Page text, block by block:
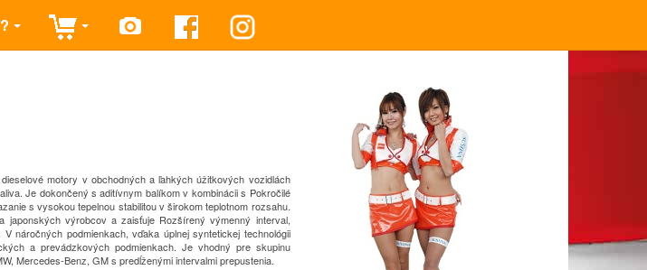
dieselové motory v obchodných a ľahkých úžitkových vozidlách
Je dokončený s aditívnym balíkom v kombinácii s Pokročilé
s vysokou tepelnou stabilitou v širokom teplotnom rozsahu.
japonských výrobcov a zaisťuje Rozšírený výmenný interval,
V náročných podmienkach, vďaka úplnej syntetickej technológii
a prevádzkových podmienkach. Je vhodný pre skupinu
Mercedes-Benz, GM s predĺženými intervalmi prepustenia.